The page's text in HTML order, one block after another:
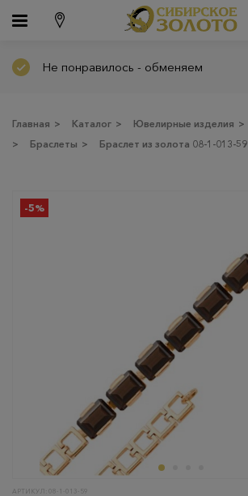
Не понравилось - обменяем
Главная > Каталог > Ювелирные изделия >
>
Браслеты > Браслет из золота 08-1-013-59
-5%
АРТИКУЛ: 08-1-013-59